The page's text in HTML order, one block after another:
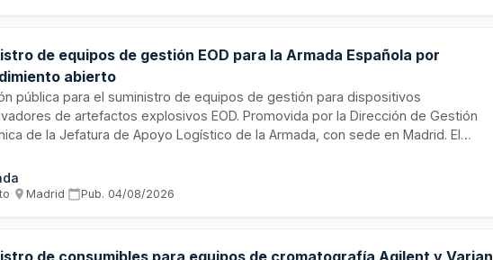
de equipos de gestión EOD para la Armada Española por
abierto
pública para el suministro de equipos de gestión para dispositivos
de artefactos explosivos EOD. Promovida por la Dirección de Gestión
de la Jefatura de Apoyo Logístico de la Armada, con sede en Madrid. El
regulando las prestaciones técnicas, económicas y administrativas que
el adjudicatario seleccionado mediante procedimiento abierto.
· Madrid· Pub. 04/08/2026
de consumibles para equipos de cromatografía Agilent y Varian